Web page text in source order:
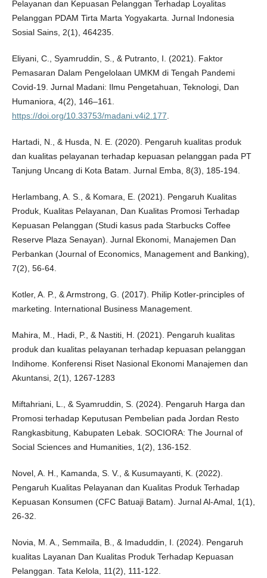
Pelayanan dan Kepuasan Pelanggan Terhadap Loyalitas
Pelanggan PDAM Tirta Marta Yogyakarta. Jurnal Indonesia
Sosial Sains, 2(1), 464235.
Eliyani, C., Syamruddin, S., & Putranto, I. (2021). Faktor
Pemasaran Dalam Pengelolaan UMKM di Tengah Pandemi
Covid-19. Jurnal Madani: Ilmu Pengetahuan, Teknologi, Dan
Humaniora, 4(2), 146–161.
https://doi.org/10.33753/madani.v4i2.177.
Hartadi, N., & Husda, N. E. (2020). Pengaruh kualitas produk
dan kualitas pelayanan terhadap kepuasan pelanggan pada PT
Tanjung Uncang di Kota Batam. Jurnal Emba, 8(3), 185-194.
Herlambang, A. S., & Komara, E. (2021). Pengaruh Kualitas
Produk, Kualitas Pelayanan, Dan Kualitas Promosi Terhadap
Kepuasan Pelanggan (Studi kasus pada Starbucks Coffee
Reserve Plaza Senayan). Jurnal Ekonomi, Manajemen Dan
Perbankan (Journal of Economics, Management and Banking),
7(2), 56-64.
Kotler, A. P., & Armstrong, G. (2017). Philip Kotler-principles of
marketing. International Business Management.
Mahira, M., Hadi, P., & Nastiti, H. (2021). Pengaruh kualitas
produk dan kualitas pelayanan terhadap kepuasan pelanggan
Indihome. Konferensi Riset Nasional Ekonomi Manajemen dan
Akuntansi, 2(1), 1267-1283
Miftahriani, L., & Syamruddin, S. (2024). Pengaruh Harga dan
Promosi terhadap Keputusan Pembelian pada Jordan Resto
Rangkasbitung, Kabupaten Lebak. SOCIORA: The Journal of
Social Sciences and Humanities, 1(2), 136-152.
Novel, A. H., Kamanda, S. V., & Kusumayanti, K. (2022).
Pengaruh Kualitas Pelayanan dan Kualitas Produk Terhadap
Kepuasan Konsumen (CFC Batuaji Batam). Jurnal Al-Amal, 1(1),
26-32.
Novia, M. A., Semmaila, B., & Imaduddin, I. (2024). Pengaruh
kualitas Layanan Dan Kualitas Produk Terhadap Kepuasan
Pelanggan. Tata Kelola, 11(2), 111-122.